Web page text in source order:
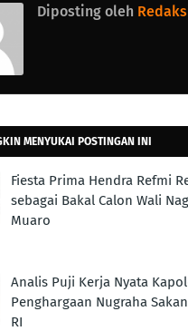
Diposting oleh
MENYUKAI POSTINGAN INI
Fiesta Prima Hendra Refmi
sebagai Bakal Calon Wali
Muaro
Analis Puji Kerja Nyata
Penghargaan Nugraha
RI